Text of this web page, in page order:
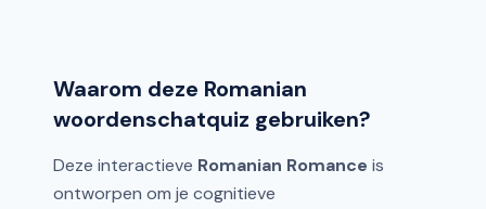
Waarom deze Romanian
woordenschatquiz gebruiken?
Deze interactieve Romanian Romance is
ontworpen om je cognitieve